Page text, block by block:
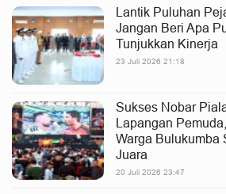
Lantik Puluhan
Jangan Beri Apa
Tunjukkan Kinerja
23 Juli 2026 21:18
Sukses Nobar
Lapangan
Warga Bulukumba
Juara
20 Juli 2026 23:47